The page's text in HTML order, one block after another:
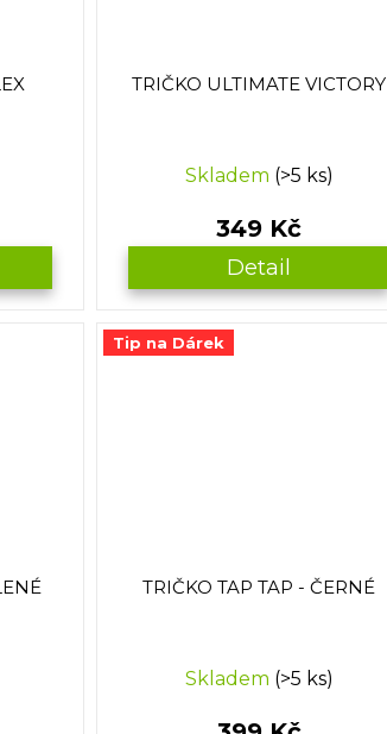
TRIČKO ULTIMATE VICTORY
Skladem (>5 ks)
349 Kč
Detail
Tip na Dárek
TRIČKO TAP TAP - ČERNÉ
Skladem (>5 ks)